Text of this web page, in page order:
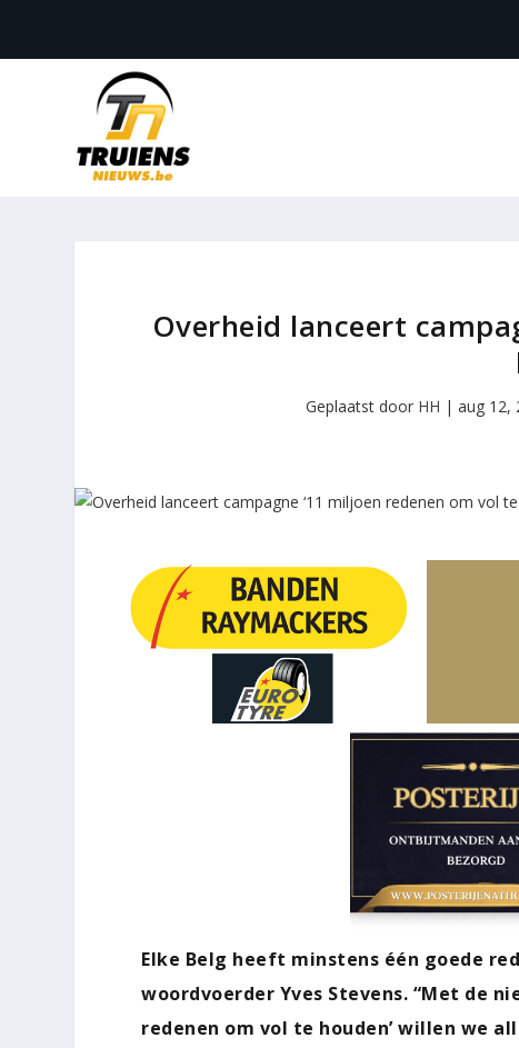
Overheid lanceert
Geplaatst door HH | aug 12,
Elke Belg heeft minstens één goede
woordvoerder Yves Stevens. “Met de
redenen om vol te houden’ willen we